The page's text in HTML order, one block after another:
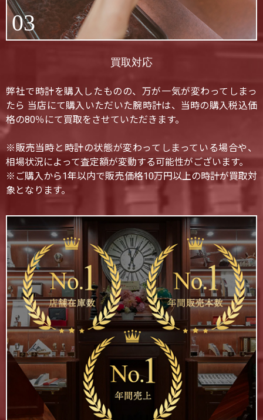
03
買取対応
弊社で時計を購入したものの、万が一気が変わってしまっ
たら 当店にて購入いただいた腕時計は、当時の購入税込価
格の80％にて買取をさせていただきます。
※販売当時と時計の状態が変わってしまっている場合や、
相場状況によって査定額が変動する可能性がございます。
※ご購入から1年以内で販売価格10万円以上の時計が買取対
象となります。